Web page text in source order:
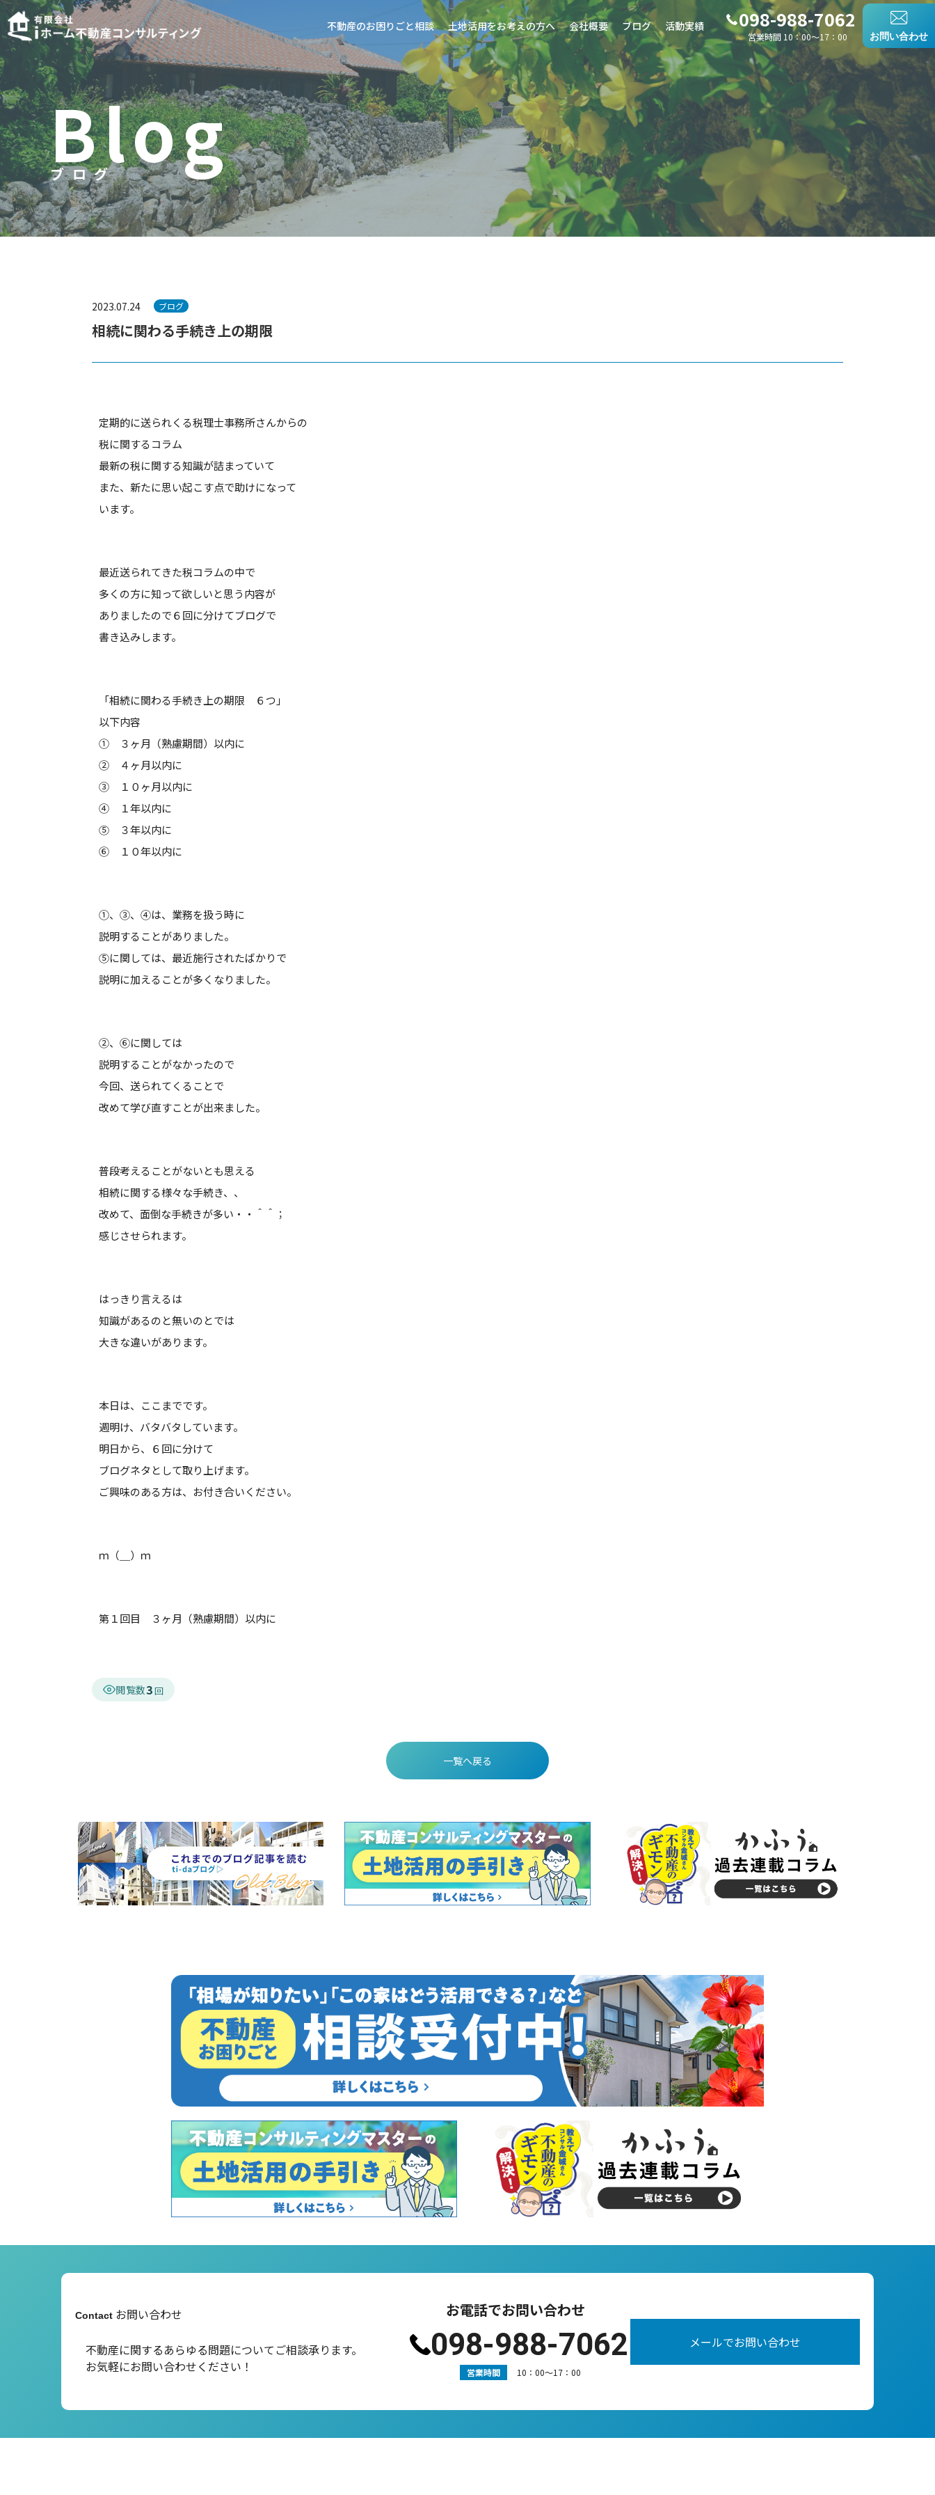
不動産のお困りごと相談 土地活用をお考えの方へ 会社概要 ブログ 活動実績 098-988-7062
営業時間 10：00〜17：00 お問い合わせ
Blog
ブログ
ブ ロ グ
相続に関わる手続き上の期限
2023.07.24 ブログ
定期的に送られくる税理士事務所さんからの
税に関するコラム
最新の税に関する知識が詰まっていて
また、新たに思い起こす点で助けになって
います。
最近送られてきた税コラムの中で
多くの方に知って欲しいと思う内容が
ありましたので６回に分けてブログで
書き込みします。
「相続に関わる手続き上の期限 ６つ」
以下内容
① ３ヶ月（熟慮期間）以内に
② ４ヶ月以内に
③ １０ヶ月以内に
④ １年以内に
⑤ ３年以内に
⑥ １０年以内に
①、③、④は、業務を扱う時に
説明することがありました。
⑤に関しては、最近施行されたばかりで
説明に加えることが多くなりました。
②、⑥に関しては
説明することがなかったので
今回、送られてくることで
改めて学び直すことが出来ました。
普段考えることがないとも思える
相続に関する様々な手続き、、
改めて、面倒な手続きが多い・・＾＾；
感じさせられます。
はっきり言えるは
知識があるのと無いのとでは
大きな違いがあります。
本日は、ここまでです。
週明け、バタバタしています。
明日から、６回に分けて
ブログネタとして取り上げます。
ご興味のある方は、お付き合いください。
ｍ（＿）ｍ
第１回目 ３ヶ月（熟慮期間）以内に
閲覧数3
一覧へ戻る
Contact お問い合わせ
不動産に関するあらゆる問題についてご相談承ります。
お気軽にお問い合わせください！
お電話でお問い合わせ
098-988-7062
営業時間 10：00〜17：00
メールでお問い合わせ